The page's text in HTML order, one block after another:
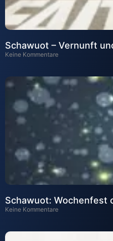
Schawuot – Vernunft
Keine Kommentare
Schawuot: Wochenfest
Keine Kommentare